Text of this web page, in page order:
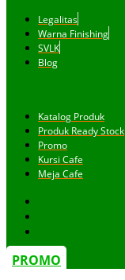
Legalitas
Warna Finishing
SVLK
Blog
Katalog Produk
Produk Ready Stock
Promo
Kursi Cafe
Meja Cafe
PROMO